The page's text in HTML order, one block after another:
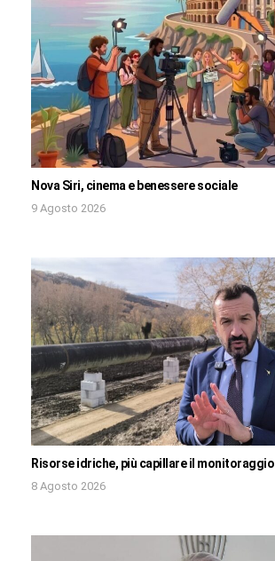
Nova Siri, cinema e benessere sociale
9 Agosto 2026
Risorse idriche, più capillare il monitoraggio
8 Agosto 2026